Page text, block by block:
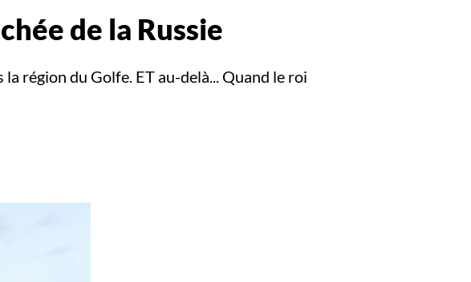
de la Russie
région du Golfe. ET au-delà... Quand le roi